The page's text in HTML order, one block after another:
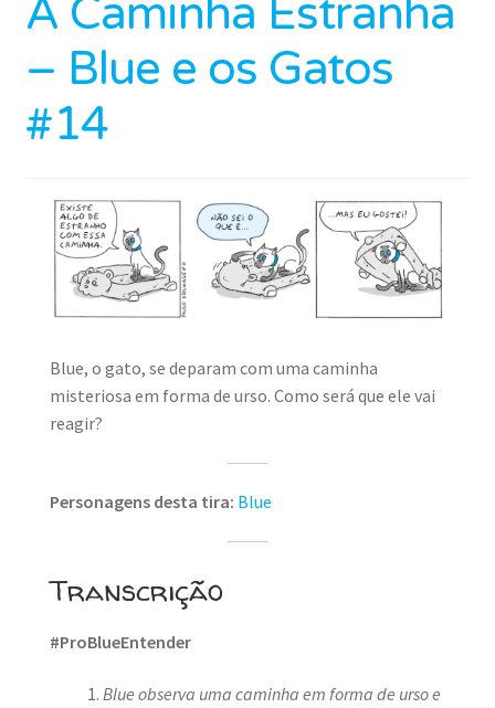
A Caminha Estranha
– Blue e os Gatos
#14
Blue, o gato, se deparam com uma caminha
misteriosa em forma de urso. Como será que ele vai
reagir?
Personagens desta tira: Blue
Transcrição
#ProBlueEntender
Blue observa uma caminha em forma de urso e